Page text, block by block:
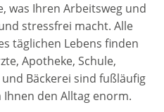
was Ihren Arbeitsweg und
stressfrei macht. Alle
täglichen Lebens finden
Apotheke, Schule,
Bäckerei sind fußläufig
den Alltag enorm.